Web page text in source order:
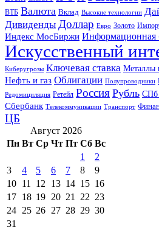
ВТБ Валюта Вклад Высокие технологии
Дивиденды Доллар Евро Золото
Индекс МосБиржи Информационная
Искусственный
Киберугрозы Ключевая ставка Металлы
Нефть и газ Облигации Полупроводники
Редомициляция Ретейл Россия Рубль СПб
Сбербанк Телекоммуникации Транспорт
ЦБ
Август 2026
Пн Вт Ср Чт Пт Сб Вс
1
2
3
4 5 6 7 8
9
10 11 12 13 14 15 16
17 18 19 20 21 22 23
24 25 26 27 28 29 30
31